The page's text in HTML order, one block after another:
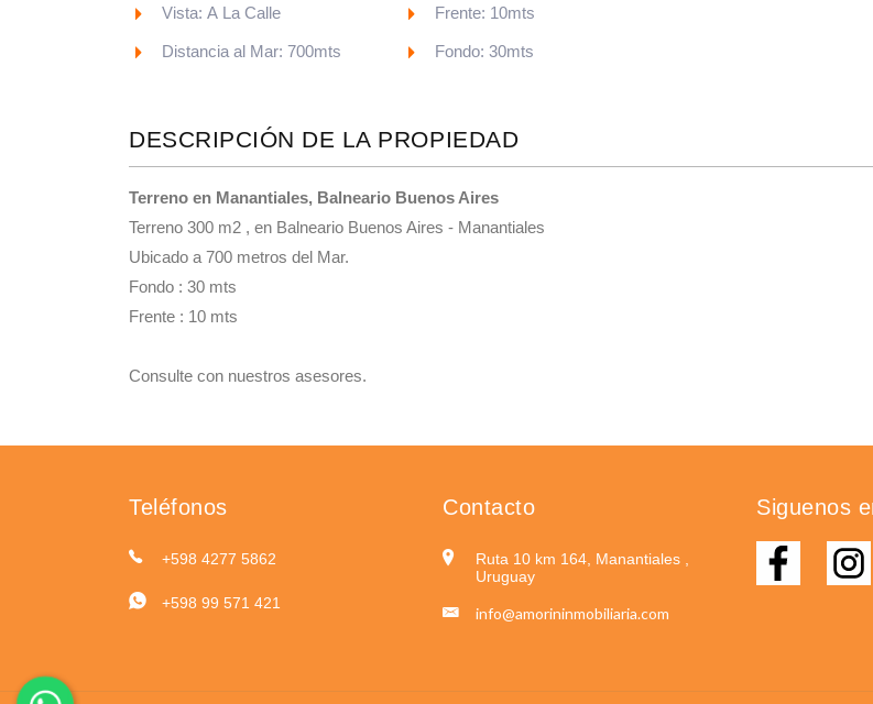
Vista: A La Calle
Distancia al Mar: 700mts
Frente: 10mts
Fondo: 30mts
DESCRIPCIÓN DE LA PROPIEDAD
Terreno en Manantiales, Balneario Buenos Aires
Terreno 300 m2 , en Balneario Buenos Aires - Manantiales
Ubicado a 700 metros del Mar.
Fondo : 30 mts
Frente : 10 mts
Consulte con nuestros asesores.
Teléfonos
+598 4277 5862
+598 99 571 421
Contacto
Ruta 10 km 164, Manantiales ,
Uruguay
info@amorininmobiliaria.com
Siguenos